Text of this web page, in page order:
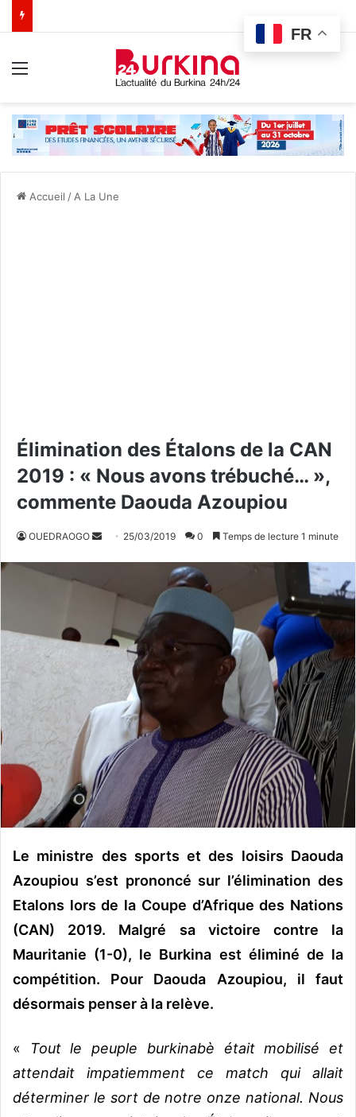
Accueil / A La Une
Élimination des Étalons de la CAN
2019 : « Nous avons trébuché… »,
commente Daouda Azoupiou
OUEDRAOGO
o
r
c
r
r
e
25/03/2019 0 Temps de lecture 1 minute
Le ministre des sports et des loisirs Daouda
Azoupiou s’est prononcé sur l’élimination des
Etalons lors de la Coupe d’Afrique des Nations
(CAN) 2019. Malgré sa victoire contre la
Mauritanie (1-0), le Burkina est éliminé de la
compétition. Pour Daouda Azoupiou, il faut
désormais penser à la relève.
«
Tout le peuple burkinabè était mobilisé et
attendait impatiemment ce match qui allait
déterminer le sort de notre onze national. Nous
FR